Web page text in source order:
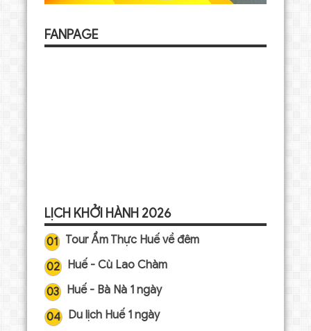
FANPAGE
LỊCH KHỞI HÀNH 2026
01 Tour Ẩm Thực Huế về đêm
02
Huế - Cù Lao Chàm
03
Huế - Bà Nà 1 ngày
04
Du lịch Huế 1 ngày